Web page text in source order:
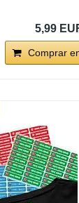
5,99
Comprar